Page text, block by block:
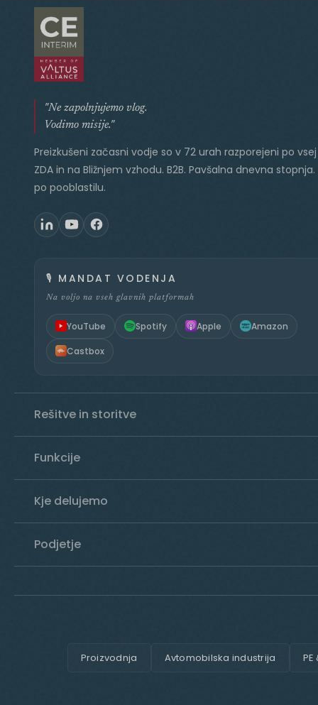
"Ne zapolnjujemo vlog.
Vodimo misije."
Preizkušeni začasni vodje so v 72 urah razporejeni po vsej
ZDA in na Bližnjem vzhodu. B2B. Pavšalna dnevna
po pooblastilu.
🎙️ MANDAT VODENJA
Na voljo na vseh glavnih platformah
YouTube Spotify Apple Amazon
Castbox
Rešitve in storitve
Funkcije
Kje delujemo
Podjetje
Proizvodnja Avtomobilska industrija PE